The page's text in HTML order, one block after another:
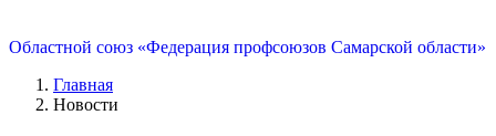
Областной союз «Федерация профсоюзов Самарской области»
Главная
Новости